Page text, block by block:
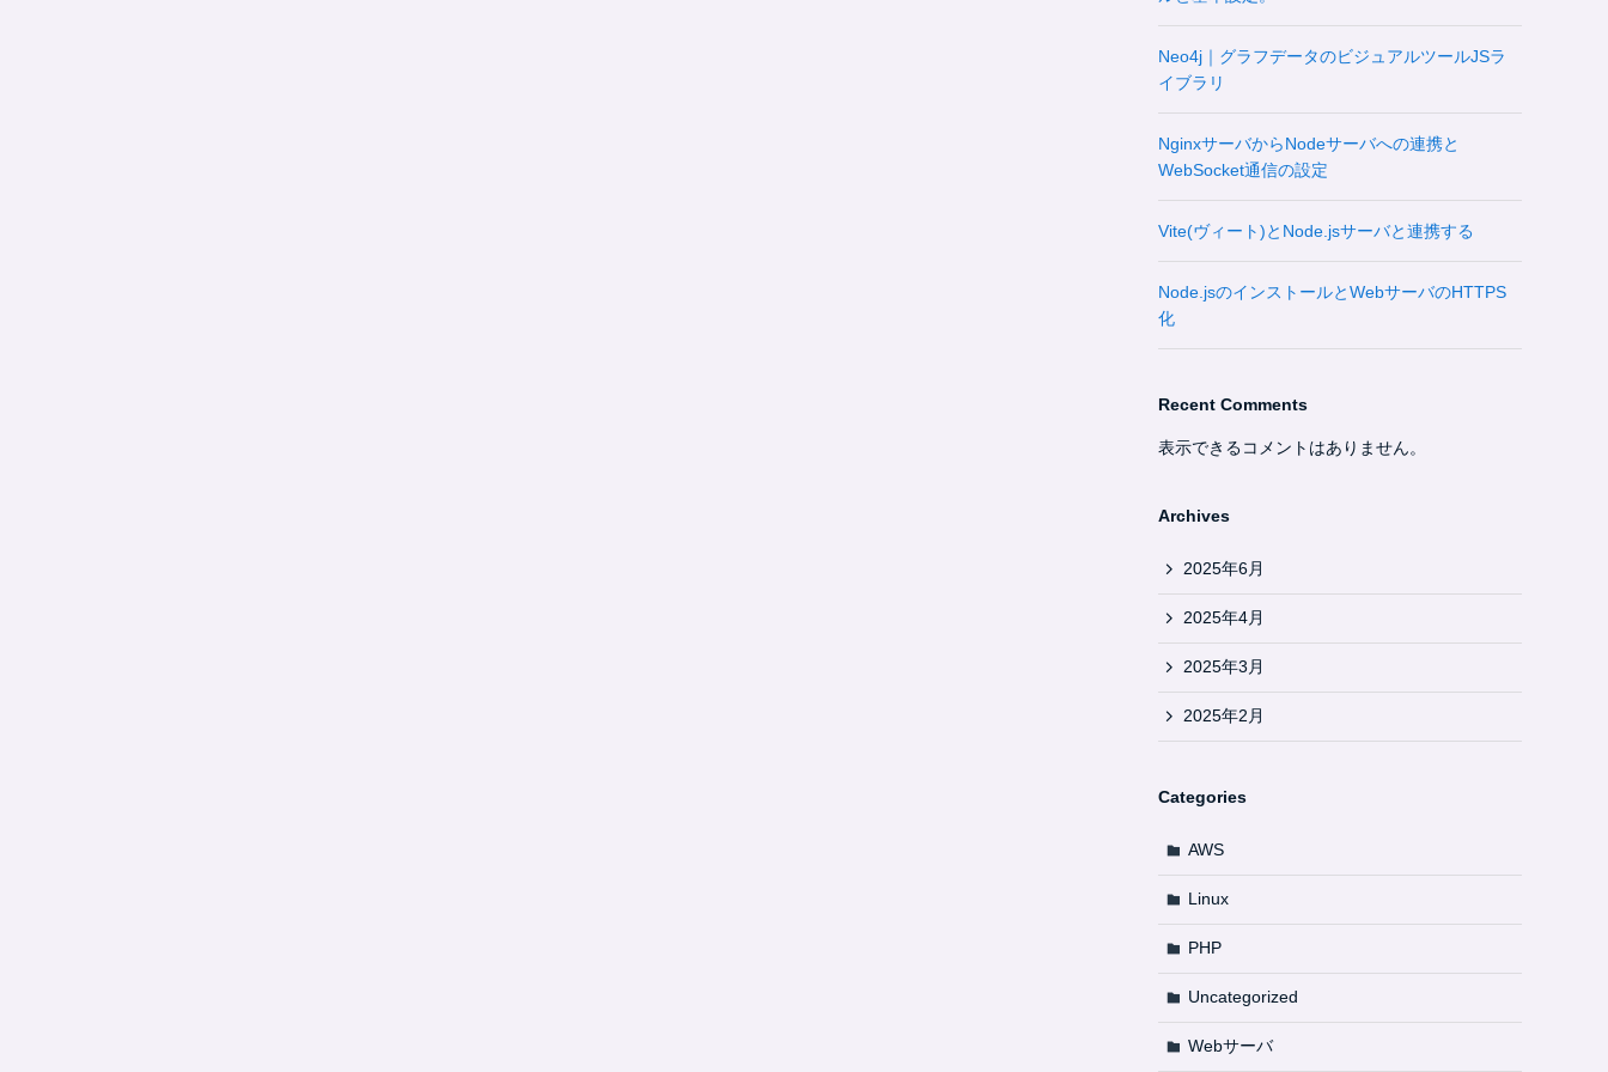
Neo4j｜グラフデータのビジュアルツールJSラ
イブラリ
NginxサーバからNodeサーバへの連携と
WebSocket通信の設定
Vite(ヴィート)とNode.jsサーバと連携する
Node.jsのインストールとWebサーバのHTTPS
化
Recent Comments
表示できるコメントはありません。
Archives
2025年6月
2025年4月
2025年3月
2025年2月
Categories
AWS
Linux
PHP
Uncategorized
Webサーバ